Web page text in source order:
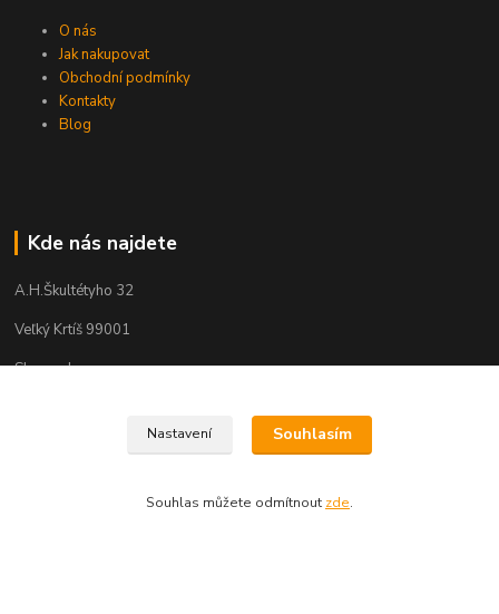
O nás
Jak nakupovat
Obchodní podmínky
Kontakty
Blog
Kde nás najdete
A.H.Škultétyho 32
Veľký Krtíš 99001
Slovensko
Nastavení Souhlasím
Souhlas můžete odmítnout zde.